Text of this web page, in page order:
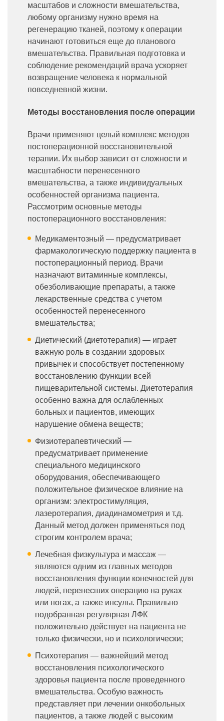
масштабов и сложности вмешательства,
любому организму нужно время на
регенерацию тканей, поэтому к операции
начинают готовиться еще до планового
вмешательства. Правильная подготовка и
соблюдение рекомендаций врача ускоряет
возвращение человека к нормальной
повседневной жизни.
Методы восстановления после операции
Врачи применяют целый комплекс методов
постоперационной восстановительной
терапии. Их выбор зависит от сложности и
масштабности перенесенного
вмешательства, а также индивидуальных
особенностей организма пациента.
Рассмотрим основные методы
постоперационного восстановления:
Медикаментозный — предусматривает
фармакологическую поддержку пациента в
постоперационный период. Врачи
назначают витаминные комплексы,
обезболивающие препараты, а также
лекарственные средства с учетом
особенностей перенесенного
вмешательства;
Диетический (диетотерапия) — играет
важную роль в создании здоровых
привычек и способствует постепенному
восстановлению функции всей
пищеварительной системы. Диетотерапия
особенно важна для ослабленных
больных и пациентов, имеющих
нарушение обмена веществ;
Физиотерапевтический —
предусматривает применение
специального медицинского
оборудования, обеспечивающего
положительное физическое влияние на
организм: электростимуляция,
лазеротерапия, диадинамометрия и т.д.
Данный метод должен применяться под
строгим контролем врача;
Лечебная физкультура и массаж —
являются одним из главных методов
восстановления функции конечностей для
людей, перенесших операцию на руках
или ногах, а также инсульт. Правильно
подобранная регулярная ЛФК
положительно действует на пациента не
только физически, но и психологически;
Психотерапия — важнейший метод
восстановления психологического
здоровья пациента после проведенного
вмешательства. Особую важность
представляет при лечении онкобольных
пациентов, а также людей с высоким